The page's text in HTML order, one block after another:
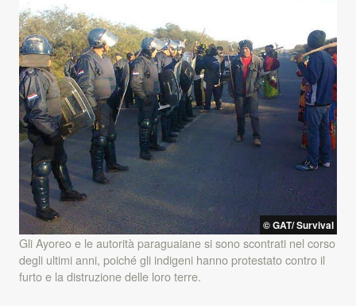
©GAT/ Survival
Gli Ayoreo e le autorità paraguaiane si sono scontrati nel corso
degli ultimi anni, poiché gli indigeni hanno protestato contro il
furto e la distruzione delle loro terre.